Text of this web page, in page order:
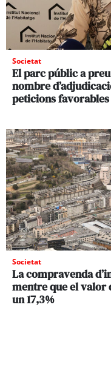
Societat
El parc públic a
nombre
peticions favorables
Societat
La compravenda
mentre que el valor
un 17,3%